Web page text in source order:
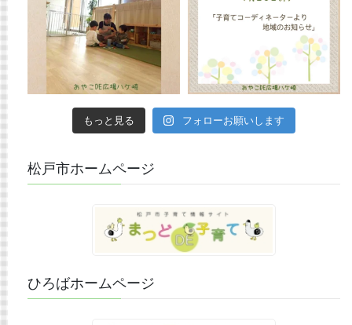
もっと見る フォローお願いします
松戸市ホームページ
ひろばホームページ